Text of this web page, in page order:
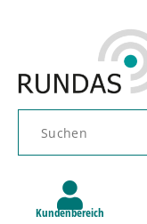
Kundenbereich